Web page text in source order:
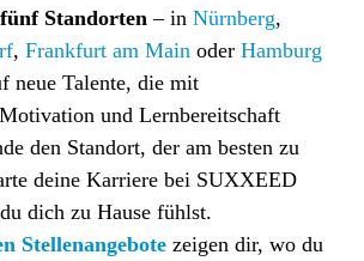
fünf Standorten– in Nürnberg,
, Frankfurt am Main oder Hamburg
neue Talente, die mit
und Lernbereitschaft
den Standort, der am besten zu
deine Karriere bei SUXXEED
dich zu Hause fühlst.
Stellenangebote zeigen dir, wo du